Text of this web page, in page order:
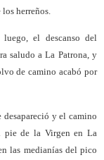
herreños.
el descanso del
saludo a La Patrona, y
de camino acabó por
y el camino
pie de la Virgen en La
las medianías del pico